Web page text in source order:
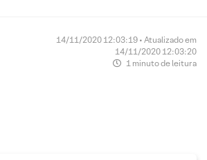
14/11/2020 12:03:19 • Atualizado em
14/11/2020 12:03:20
1 minuto de leitura